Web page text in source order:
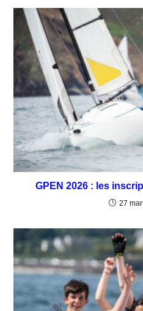
GPEN 2026 : les
27